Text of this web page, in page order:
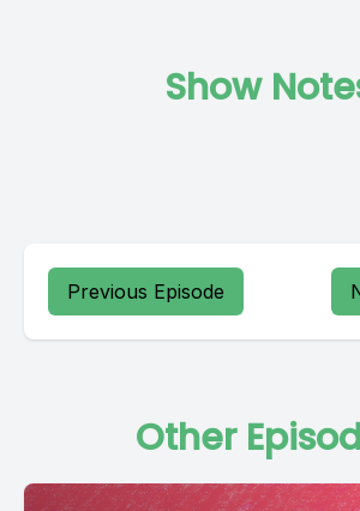
Show
Previous Episode
Other